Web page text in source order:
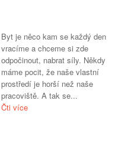
Byt je něco kam se každý den
vracíme a chceme si zde
odpočinout, nabrat síly. Někdy
máme pocit, že naše vlastní
prostředí je horší než naše
pracoviště. A tak se...
Čti více